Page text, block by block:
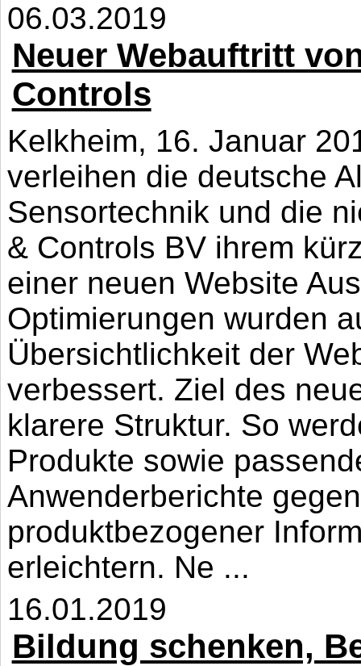
06.03.2019
Neuer Webauftritt
Controls
Kelkheim, 16. Januar
verleihen die deutsche
Sensortechnik und die
& Controls BV ihrem
einer neuen Website
Optimierungen wurden
Übersichtlichkeit der
verbessert. Ziel des
klarere Struktur. So
Produkte sowie
Anwenderberichte
produktbezogener
erleichtern. Ne ...
16.01.2019
Bildung schenken,